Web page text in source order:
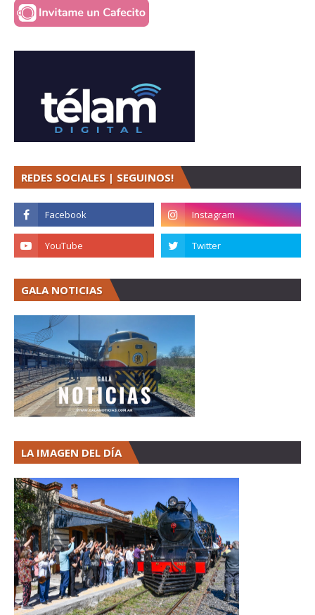
REDES SOCIALES | SEGUINOS!
GALA NOTICIAS
LA IMAGEN DEL DÍA